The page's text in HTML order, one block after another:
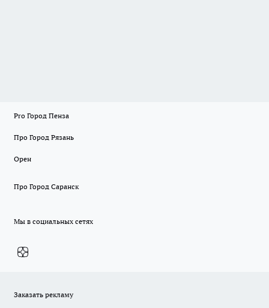
Pro Город Пенза
Про Город Рязань
Орен
Про Город Саранск
Мы в социальных сетях
Заказать рекламу